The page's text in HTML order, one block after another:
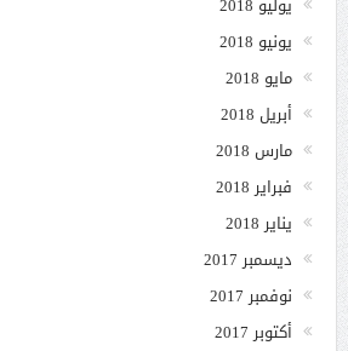
يونيو 2018
مايو 2018
أبريل 2018
مارس 2018
فبراير 2018
يناير 2018
ديسمبر 2017
نوفمبر 2017
أكتوبر 2017